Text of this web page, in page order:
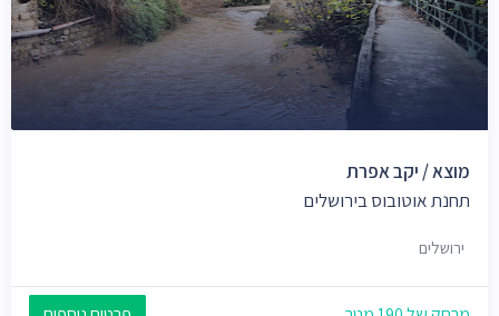
מוצא / יקב אפרת
תחנת אוטובוס בירושלים
ירושלים